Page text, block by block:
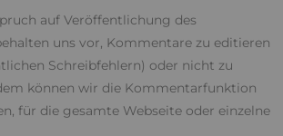
auf Veröffentlichung des
uns vor, Kommentare zu editieren
Schreibfehlern) oder nicht zu
können wir die Kommentarfunktion
für die gesamte Webseite oder einzelne